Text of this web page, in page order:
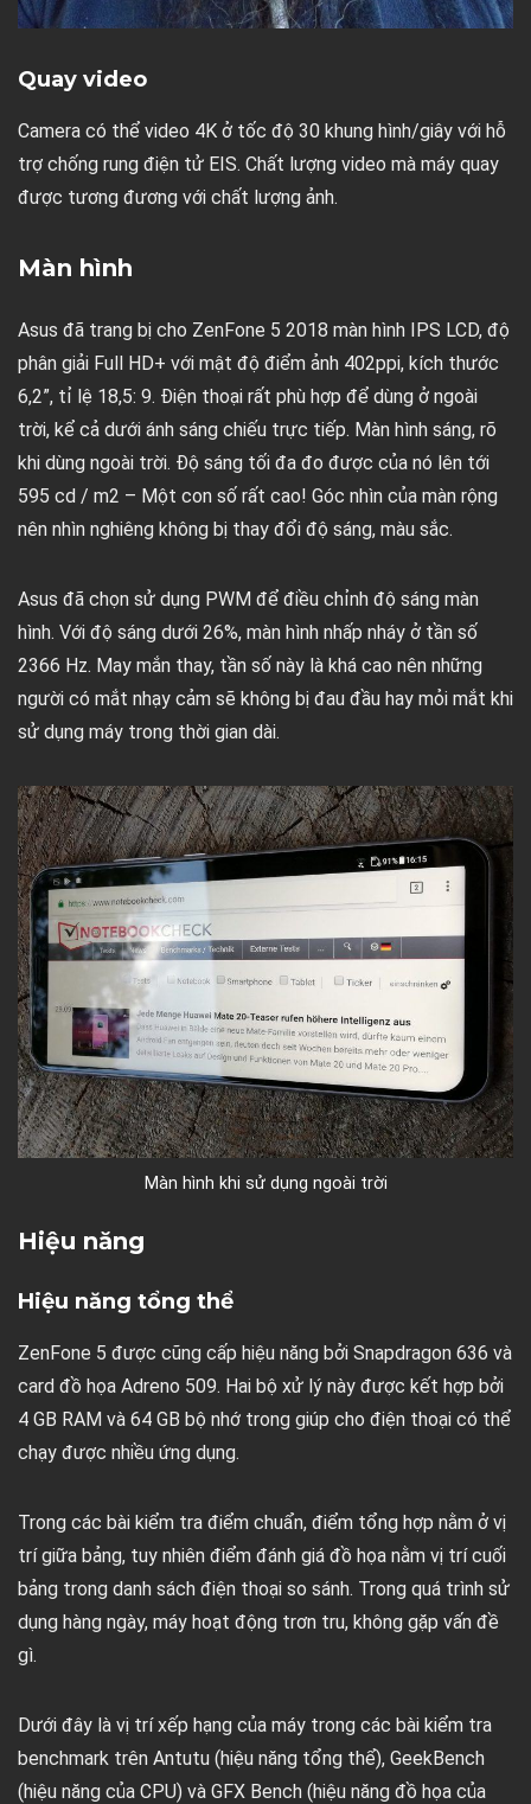
Quay video
Camera có thể video 4K ở tốc độ 30 khung hình/giây với hỗ
trợ chống rung điện tử EIS. Chất lượng video mà máy quay
được tương đương với chất lượng ảnh.
Màn hình
Asus đã trang bị cho ZenFone 5 2018 màn hình IPS LCD, độ
phân giải Full HD+ với mật độ điểm ảnh 402ppi, kích thước
6,2”, tỉ lệ 18,5: 9. Điện thoại rất phù hợp để dùng ở ngoài
trời, kể cả dưới ánh sáng chiếu trực tiếp. Màn hình sáng, rõ
khi dùng ngoài trời. Độ sáng tối đa đo được của nó lên tới
595 cd / m2 – Một con số rất cao! Góc nhìn của màn rộng
nên nhìn nghiêng không bị thay đổi độ sáng, màu sắc.
Asus đã chọn sử dụng PWM để điều chỉnh độ sáng màn
hình. Với độ sáng dưới 26%, màn hình nhấp nháy ở tần số
2366 Hz. May mắn thay, tần số này là khá cao nên những
người có mắt nhạy cảm sẽ không bị đau đầu hay mỏi mắt khi
sử dụng máy trong thời gian dài.
Màn hình khi sử dụng ngoài trời
Hiệu năng
Hiệu năng tổng thể
ZenFone 5 được cũng cấp hiệu năng bởi Snapdragon 636 và
card đồ họa Adreno 509. Hai bộ xử lý này được kết hợp bởi
4 GB RAM và 64 GB bộ nhớ trong giúp cho điện thoại có thể
chạy được nhiều ứng dụng.
Trong các bài kiểm tra điểm chuẩn, điểm tổng hợp nằm ở vị
trí giữa bảng, tuy nhiên điểm đánh giá đồ họa nằm vị trí cuối
bảng trong danh sách điện thoại so sánh. Trong quá trình sử
dụng hàng ngày, máy hoạt động trơn tru, không gặp vấn đề
gì.
Dưới đây là vị trí xếp hạng của máy trong các bài kiểm tra
benchmark trên Antutu (hiệu năng tổng thể), GeekBench
(hiệu năng của CPU) và GFX Bench (hiệu năng đồ họa của